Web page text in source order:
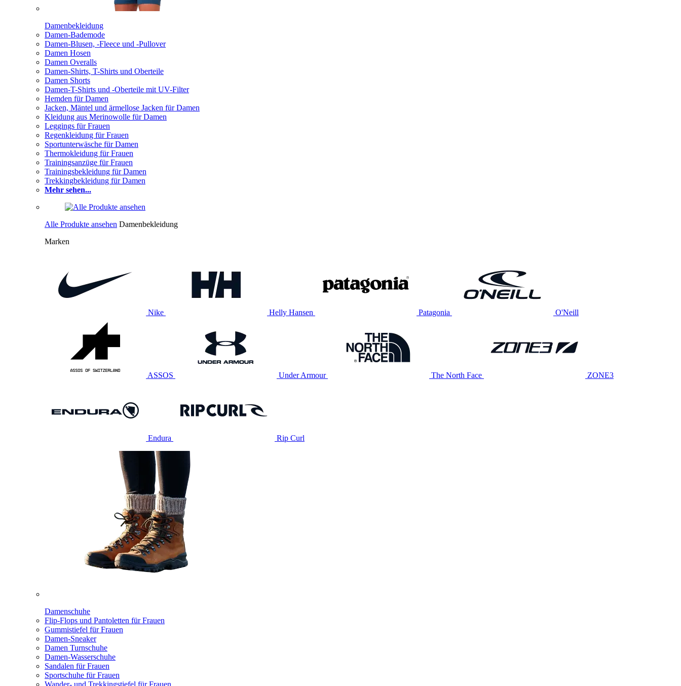
Damenbekleidung
Damen-Bademode
Damen-Blusen, -Fleece und -Pullover
Damen Hosen
Damen Overalls
Damen-Shirts, T-Shirts und Oberteile
Damen Shorts
Damen-T-Shirts und -Oberteile mit UV-Filter
Hemden für Damen
Jacken, Mäntel und ärmellose Jacken für Damen
Kleidung aus Merinowolle für Damen
Leggings für Frauen
Regenkleidung für Frauen
Sportunterwäsche für Damen
Thermokleidung für Frauen
Trainingsanzüge für Frauen
Trainingsbekleidung für Damen
Trekkingbekleidung für Damen
Mehr sehen...
Alle Produkte ansehen Damenbekleidung
Marken
Nike Helly Hansen Patagonia O'Neill
ASSOS Under Armour The North Face ZONE3
Endura Rip Curl
Damenschuhe
Flip-Flops und Pantoletten für Frauen
Gummistiefel für Frauen
Damen-Sneaker
Damen Turnschuhe
Damen-Wasserschuhe
Sandalen für Frauen
Sportschuhe für Frauen
Wander- und Trekkingstiefel für Frauen